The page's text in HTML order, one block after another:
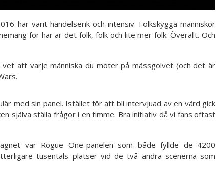
har varit händelserik och intensiv. Folkskygga människor
för här är det folk, folk och lite mer folk. Överallt. Och
att varje människa du möter på mässgolvet (och det är
med sin panel. Istället för att bli intervjuad av en värd gick
själva ställa frågor i en timme. Bra initiativ då vi fans oftast
var Rogue One-panelen som både fyllde de 4200
tusentals platser vid de två andra scenerna som